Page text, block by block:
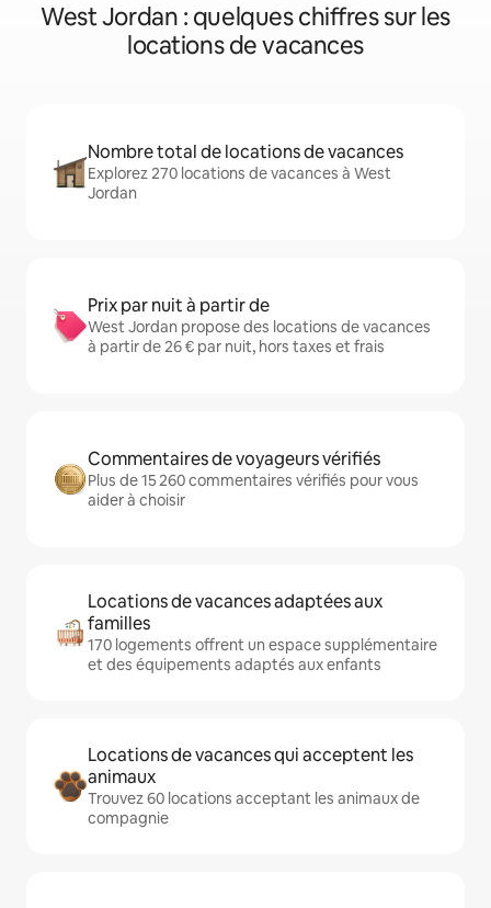
West Jordan : quelques chiffres sur les
locations de vacances
Nombre total de locations de vacances
Explorez 270 locations de vacances à West
Jordan
Prix par nuit à partir de
West Jordan propose des locations de vacances
à partir de 26 € par nuit, hors taxes et frais
Commentaires de voyageurs vérifiés
Plus de 15 260 commentaires vérifiés pour vous
aider à choisir
Locations de vacances adaptées aux
familles
170 logements offrent un espace supplémentaire
et des équipements adaptés aux enfants
Locations de vacances qui acceptent les
animaux
Trouvez 60 locations acceptant les animaux de
compagnie